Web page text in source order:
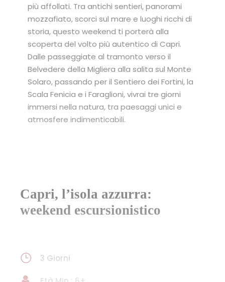
più affollati. Tra antichi sentieri, panorami
mozzafiato, scorci sul mare e luoghi ricchi di
storia, questo weekend ti porterà alla
scoperta del volto più autentico di Capri.
Dalle passeggiate al tramonto verso il
Belvedere della Migliera alla salita sul Monte
Solaro, passando per il Sentiero dei Fortini, la
Scala Fenicia e i Faraglioni, vivrai tre giorni
immersi nella natura, tra paesaggi unici e
atmosfere indimenticabili.
Capri, l’isola azzurra:
weekend escursionistico
3 Giorni